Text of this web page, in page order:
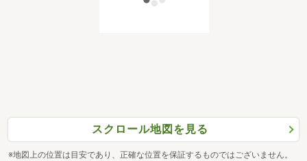
スクロール地図を見る
※地図上の位置は目安であり、正確な位置を保証するものではございません。